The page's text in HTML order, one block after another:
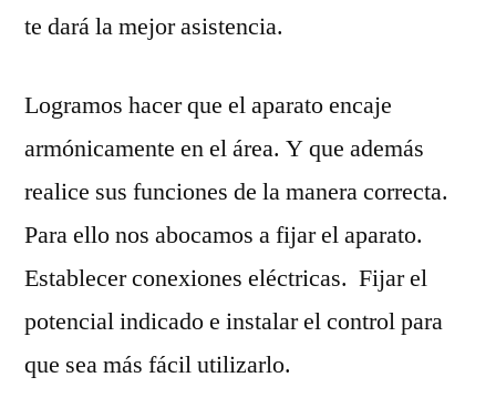
te dará la mejor asistencia.
Logramos hacer que el aparato encaje
armónicamente en el área. Y que además
realice sus funciones de la manera correcta.
Para ello nos abocamos a fijar el aparato.
Establecer conexiones eléctricas. Fijar el
potencial indicado e instalar el control para
que sea más fácil utilizarlo.